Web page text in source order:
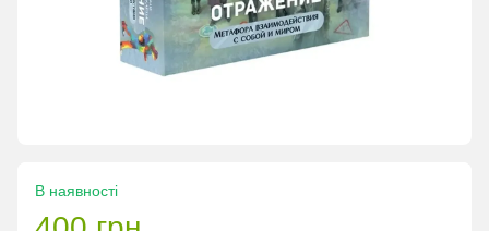
В наявності